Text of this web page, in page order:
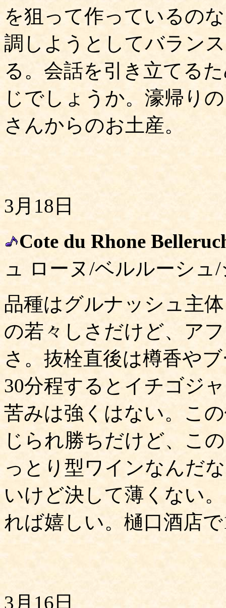
を狙って作っているの
調しようとしてバラン
る。会話を引き立てる
じでしょうか。濠帰り
さんからのお土産。
3月18日
Cote du Rhone
ュ ローヌ/ベルルーシュ
品種はグルナッシュ主
の若々しさだけど、ア
さ。抜栓直後は樽香や
30分程するとイチゴジ
苦みは強くはない。こ
じられ勝ちだけど、こ
っとり型ワインなんだ
いけど決して薄くない
れば嬉しい。樋口酒店で
3月16日